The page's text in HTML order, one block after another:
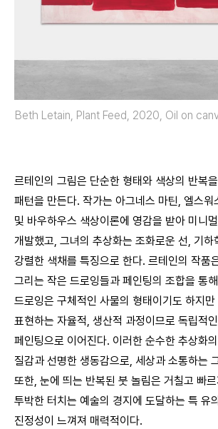
Beth Letain, Plant Feed, 2020, Oil on
르테인의 그림은 단순한 형태와 색상의 반복
패턴을 만든다. 작가는 아그네스 마틴, 엘스
및 바우하우스 색상이론에 영감을 받아 미니
개발했고, 그녀의 추상화는 조화로운 선, 기하
강렬한 색채를 특징으로 한다. 르테인의 작품
그리는 작은 드로잉들과 페인팅의 조합을 통
드로잉은 구체적인 사물의 형태이기도 하지
표현하는 자율적, 생산적 과정이므로 독립적
페인팅으로 이어진다. 이러한 순수한 추상화
질감과 선명한 생동감으로, 세상과 소통하는
또한, 눈에 띄는 반복된 붓 놀림은 거칠고 빠
투박한 터치는 예술의 경지에 도달하는 특 유
진정성이 느껴져 매력적이다.